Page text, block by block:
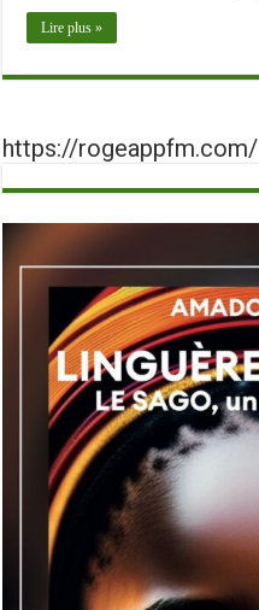
Lire plus »
https://rogeappfm.com/